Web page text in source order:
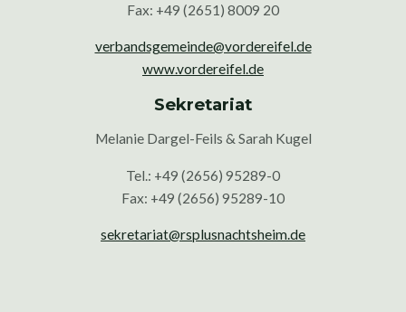
Fax: +49 (2651) 8009 20
verbandsgemeinde@vordereifel.de
www.vordereifel.de
Sekretariat
Melanie Dargel-Feils & Sarah Kugel
Tel.: +49 (2656) 95289-0
Fax: +49 (2656) 95289-10
sekretariat@rsplusnachtsheim.de